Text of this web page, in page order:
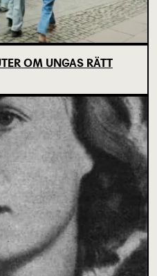
OM UNGAS RÄTT